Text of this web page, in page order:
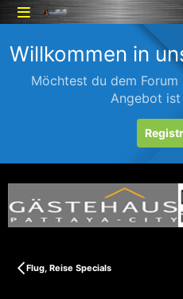
Willkommen in
Möchtest du dem
Angebot
Flug, Reise Specials